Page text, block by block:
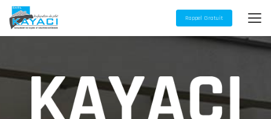
Aller
contenu
principal
Rappel Gratuit